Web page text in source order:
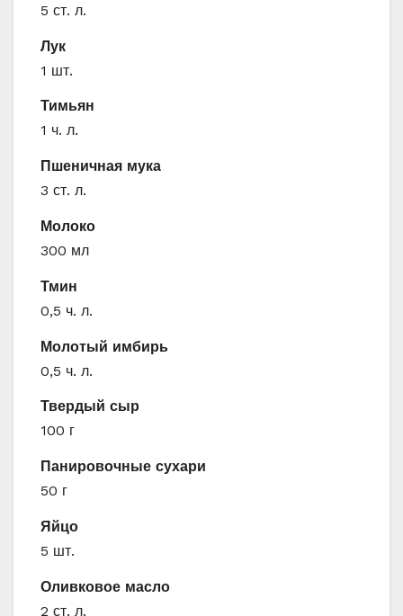
5 ст. л.
Лук
1 шт.
Тимьян
1 ч. л.
Пшеничная мука
3 ст. л.
Молоко
300 мл
Тмин
0,5 ч. л.
Молотый имбирь
0,5 ч. л.
Твердый сыр
100 г
Панировочные сухари
50 г
Яйцо
5 шт.
Оливковое масло
2 ст. л.